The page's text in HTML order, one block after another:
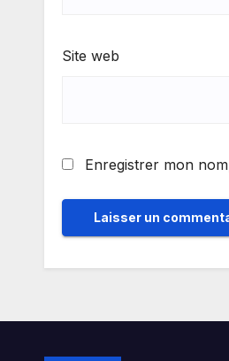
Site web
Enregistrer mon